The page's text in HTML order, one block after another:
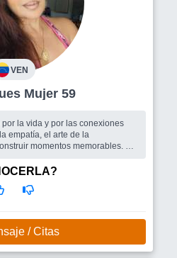
VEN
Los Teques Mujer 59
la vida y por las conexiones
empatía, el arte de la
momentos memorables. Si
/ Citas